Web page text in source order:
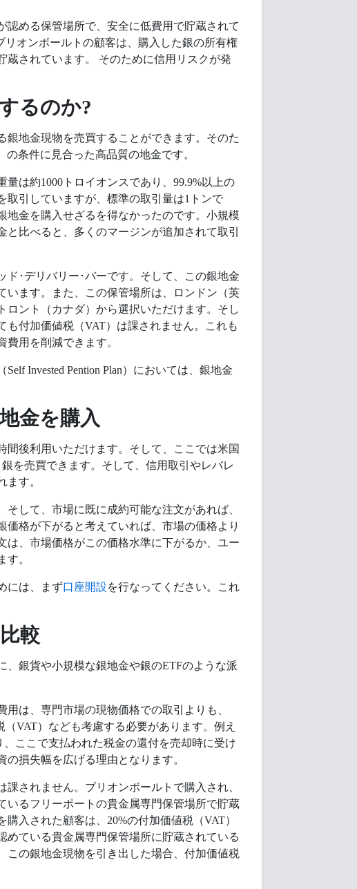
める保管場所で、安全に低費用で貯蔵されて
オンボールトの顧客は、購入した銀の所有権
蔵されています。 そのために信用リスクが発
るのか?
地金現物を売買することができます。そのた
条件に見合った高品質の地金です。
は約1000トロイオンスであり、99.9%以上の
取引していますが、標準の取引量は1トンで
金を購入せざるを得なかったのです。小規模
比べると、多くのマージンが追加されて取引
･デリバリー･バーです。そして、この銀地金
います。また、この保管場所は、ロンドン（英
ロント（カナダ）から選択いただけます。そし
付加価値税（VAT）は課されません。これも
用を削減できます。
Invested Pention Plan）においては、銀地金
金を購入
間後利用いただけます。そして、ここでは米国
を売買できます。そして、信用取引やレバレ
ます。
して、市場に既に成約可能な注文があれば、
格が下がると考えていれば、市場の価格より
は、市場価格がこの価格水準に下がるか、ユー
。
には、まず口座開設を行なってください。これ
較
銀貨や小規模な銀地金や銀のETFのような派
は、専門市場の現物価格での取引よりも、
VAT）なども考慮する必要があります。例え
ここで支払われた税金の還付を売却時に受け
損失幅を広げる理由となります。
されません。ブリオンボールトで購入され、
いるフリーポートの貴金属専門保管場所で貯蔵
入された顧客は、20%の付加価値税（VAT）
めている貴金属専門保管場所に貯蔵されている
この銀地金現物を引き出した場合、付加価値税